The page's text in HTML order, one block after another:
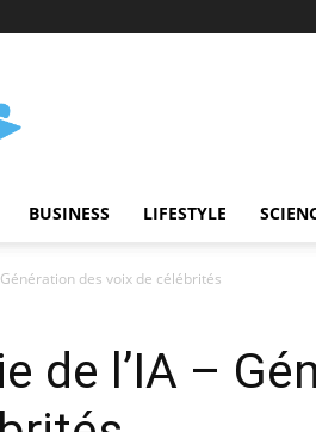
BUSINESS LIFESTYLE
des voix de célébrités
de l’IA –